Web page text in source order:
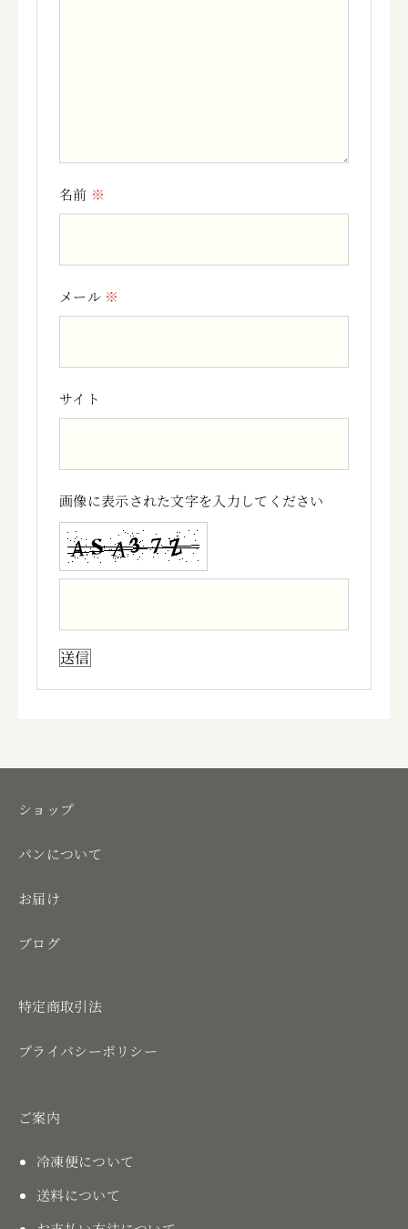
名前 ※
メール ※
サイト
画像に表示された文字を入力してください
ショップ
パンについて
お届け
ブログ
特定商取引法
プライバシーポリシー
ご案内
冷凍便について
送料について